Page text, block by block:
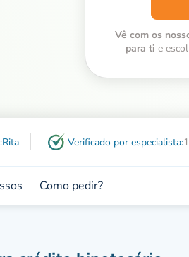
Vê com os
para ti e
Rita Verificado por especialista:
Como pedir?